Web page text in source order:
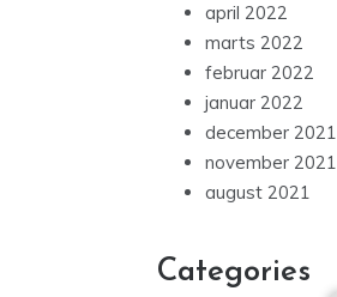
april 2022
marts 2022
februar 2022
januar 2022
december 2021
november 2021
august 2021
Categories